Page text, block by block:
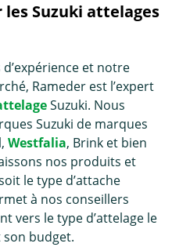
Suzuki attelages
et notre
Rameder est l’expert
Suzuki. Nous
Suzuki de marques
Westfalia, Brink et bien
nos produits et
le type d’attache
à nos conseillers
vers le type d’attelage le
son budget.